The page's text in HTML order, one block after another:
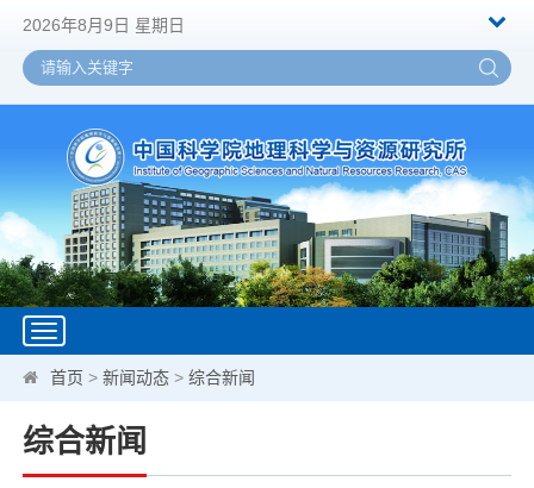
2026年8月9日 星期日
Toggle
navigation
首页 >新闻动态 >综合新闻
综合新闻